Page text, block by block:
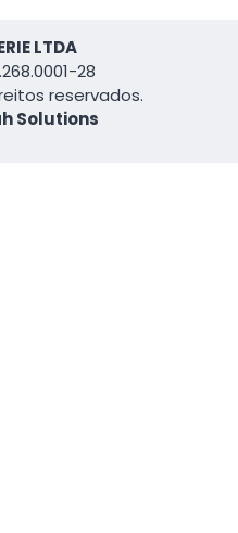
LTDA
28
reservados.
Solutions